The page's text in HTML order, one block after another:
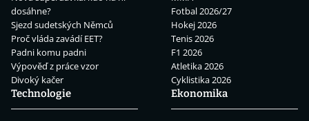
dosáhne?
Sjezd sudetských Němců
Proč vláda zavádí EET?
Padni komu padni
Výpověď z práce vzor
Divoký kačer
Fotbal 2026/27
Hokej 2026
Tenis 2026
F1 2026
Atletika 2026
Cyklistika 2026
Technologie
Ekonomika